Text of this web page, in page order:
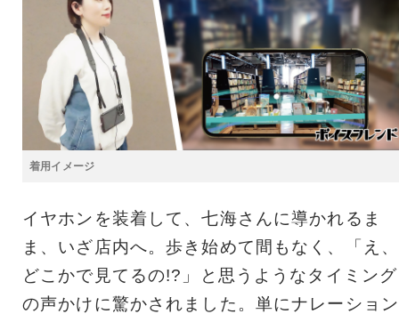
着用イメージ
イヤホンを装着して、七海さんに導かれるま
ま、いざ店内へ。歩き始めて間もなく、「え、
どこかで見てるの!?」と思うようなタイミング
の声かけに驚かされました。単にナレーション